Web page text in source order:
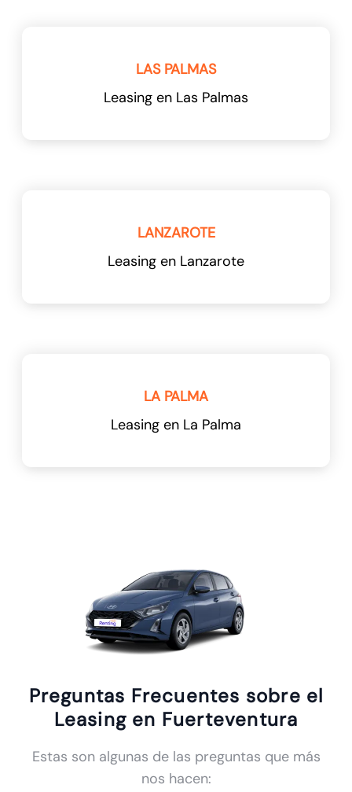
LAS PALMAS
Leasing en Las Palmas
LANZAROTE
Leasing en Lanzarote
LA PALMA
Leasing en La Palma
Preguntas Frecuentes sobre el
Leasing en Fuerteventura
Estas son algunas de las preguntas que más
nos hacen: